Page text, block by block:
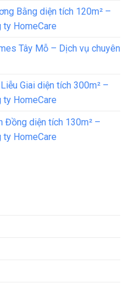
Bằng diện tích 120m² –
ty HomeCare
Tây Mỗ – Dịch vụ chuyên
Giai diện tích 300m² –
ty HomeCare
Đồng diện tích 130m² –
ty HomeCare